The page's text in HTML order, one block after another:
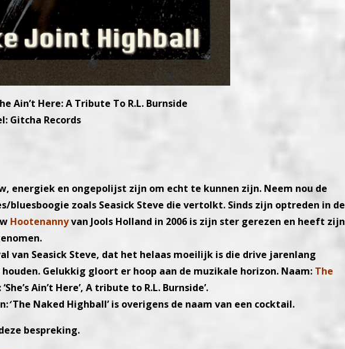
Ain’t Here: A Tribute To R.L. Burnside
Gitcha Records
energiek en ongepolijst zijn om echt te kunnen zijn. Neem nou de
bluesboogie zoals Seasick Steve die vertolkt. Sinds zijn optreden in de
Hootenannyvan Jools Holland in 2006 is zijn ster gerezen en heeft zijn
van Seasick Steve, dat het helaas moeilijk is die drive jarenlang
Gelukkig gloort er hoop aan de muzikale horizon. Naam: The
‘She’s Ain’t Here’, A tribute to R.L. Burnside’.
‘The Naked Highball’ is overigens de naam van een cocktail.
bespreking.